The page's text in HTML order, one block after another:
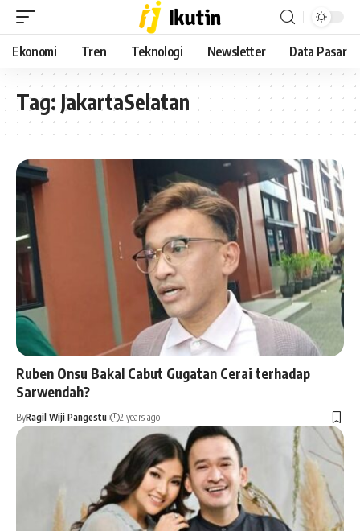
Ekonomi Tren Teknologi Newsletter Data Pasar
Tag: JakartaSelatan
Ruben Onsu Bakal Cabut Gugatan Cerai terhadap
Sarwendah?
ByRagil Wiji Pangestu 2 years ago